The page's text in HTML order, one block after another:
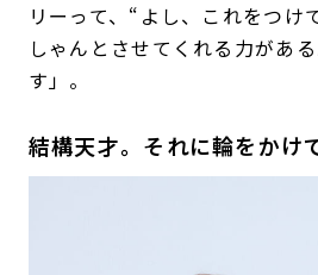
リーって、“よし、これをつけ
しゃんとさせてくれる力があ
す」。
結構天才。それに輪をかけ